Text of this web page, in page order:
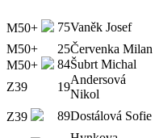
M50+ 75Vaněk Josef
M50+
25Červenka Milan
M50+
84Šubrt Michal
Z39
19
Andersová
Nikol
Z39 89Dostálová Sofie